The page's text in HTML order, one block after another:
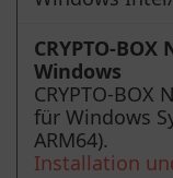
CRYPTO-
Windows
CRYPTO-BOX
für Windows
ARM64).
Installation